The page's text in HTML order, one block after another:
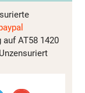
AT58 1420